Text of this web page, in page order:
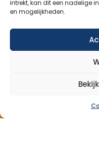
intrekt, kan dit een nadelige
en mogelijkheden.
Abonneer op onze